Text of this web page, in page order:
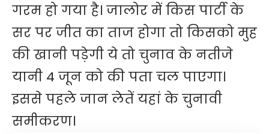
गरम हो गया है। जालोर में किस पार्टी के
सर पर जीत का ताज होगा तो किसको मुह
की खानी पड़ेगी ये तो चुनाव के नतीजे
यानी 4 जून को की पता चल पाएगा।
इससे पहले जान लेतें यहां के चुनावी
समीकरण।